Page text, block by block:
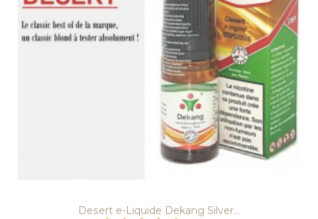
Desert e-Liquide Dekang Silver...